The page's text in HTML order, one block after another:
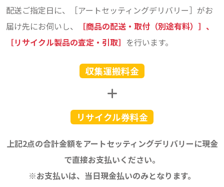
配送ご指定日に、［アートセッティングデリバリー］がお
届け先にお伺いし、
［商品の配送・取付（別途有料）］、
［リサイクル製品の査定・引取］ を行います。
収集運搬料金
リサイクル券料金
上記2点の合計金額をアートセッティングデリバリーに現金
で直接お支払いください。
※お支払いは、当日現金払いのみとなります。